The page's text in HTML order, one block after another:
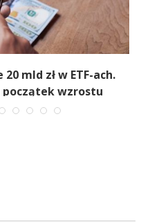
mld zł w ETF-ach.
początek wzrostu